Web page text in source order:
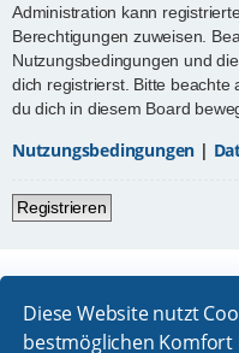
Diese Website nutzt
bestmöglichen Komfort
Administration kann
Berechtigungen zuweisen.
Nutzungsbedingungen und
dich registrierst. Bitte beachte
du dich in diesem Board
Nutzungsbedingungen |
Registrieren